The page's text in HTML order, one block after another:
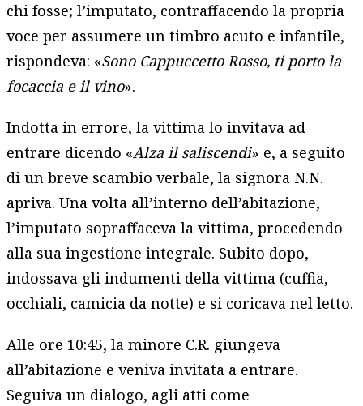
chi fosse; l’imputato, contraffacendo la propria
voce per assumere un timbro acuto e infantile,
rispondeva: «Sono Cappuccetto Rosso, ti porto la
focaccia e il vino».
Indotta in errore, la vittima lo invitava ad
entrare dicendo «Alza il saliscendi» e, a seguito
di un breve scambio verbale, la signora N.N.
apriva. Una volta all’interno dell’abitazione,
l’imputato sopraffaceva la vittima, procedendo
alla sua ingestione integrale. Subito dopo,
indossava gli indumenti della vittima (cuffia,
occhiali, camicia da notte) e si coricava nel letto.
Alle ore 10:45, la minore C.R. giungeva
all’abitazione e veniva invitata a entrare.
Seguiva un dialogo, agli atti come